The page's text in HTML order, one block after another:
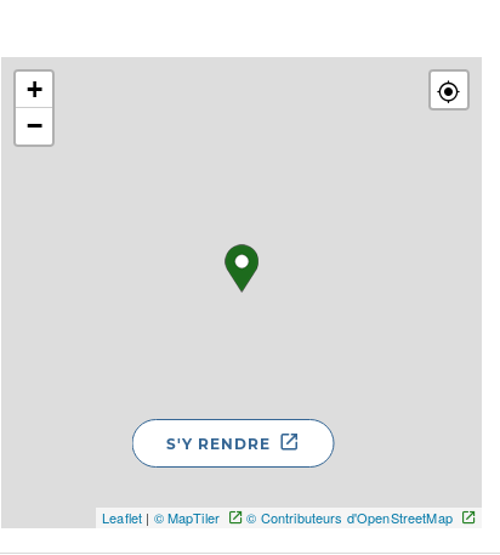
+
−
Leaflet | © MapTiler © Contributeurs d'OpenStreetMap
S'Y RENDRE